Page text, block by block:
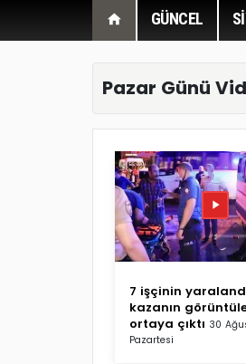
GÜNCEL
Pazar Günü
7 işçinin
kazanın
ortaya çıktı 30
Pazartesi